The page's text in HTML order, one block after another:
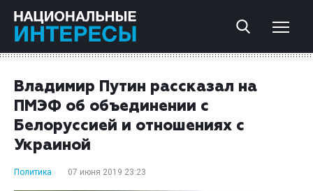
Владимир Путин рассказал на
ПМЭФ об объединении с
Белоруссией и отношениях с
Украиной
Политика 07 июня 2019 23:23